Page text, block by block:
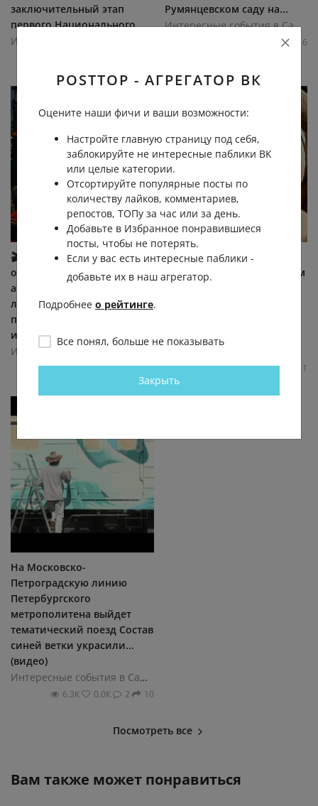
заключительный этап
первого Национального...
Румянцевском саду на...
Интересные события в Санкт-Петербурге
0 16
🎬 Где смотреть кино под
открытым небом до конца
августа: 6 отличных
локаций Сохраняйте
подборку уютных дворов
и...
6.6К 0.0К 0 7
🛍 Locali – подарки с
петербургским характером
4.2К 0.0К 1
На Московско-
Петроградскую линию
Петербургского
метрополитена выйдет
тематический поезд Состав
синей ветки украсили...
(видео)
Интересные события в Санкт-Петербурге
6.3К 0.0К 2 10
Посмотреть все
Вам также может понравиться
POSTTOP - АГРЕГАТОР ВК
Оцените наши фичи и ваши возможности:
Настройте главную страницу под себя,
заблокируйте не интересные паблики ВК
или целые категории.
Отсортируйте популярные посты по
количеству лайков, комментариев,
репостов, ТОПу за час или за день.
Добавьте в Избранное понравившиеся
посты, чтобы не потерять.
Если у вас есть интересные паблики -
добавьте их в наш агрегатор.
Подробнее о рейтинге.
Все понял, больше не показывать
Закрыть